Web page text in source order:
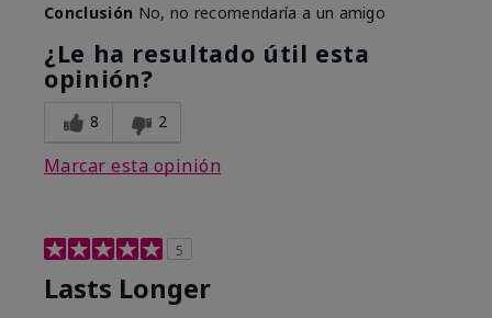
Conclusión No, no recomendaría a un amigo
¿Le ha resultado útil esta
opinión?
8 2
Marcar esta opinión
5
Lasts Longer